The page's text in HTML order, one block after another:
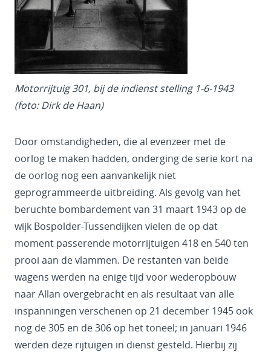
Motorrijtuig 301, bij de indienst stelling 1-6-1943
(foto: Dirk de Haan)
Door omstandigheden, die al evenzeer met de
oorlog te maken hadden, onderging de serie kort na
de oorlog nog een aanvankelijk niet
geprogrammeerde uitbreiding. Als gevolg van het
beruchte bombardement van 31 maart 1943 op de
wijk Bospolder-Tussendijken vielen de op dat
moment passerende motorrijtuigen 418 en 540 ten
prooi aan de vlammen. De restanten van beide
wagens werden na enige tijd voor wederopbouw
naar Allan overgebracht en als resultaat van alle
inspanningen verschenen op 21 december 1945 ook
nog de 305 en de 306 op het toneel; in januari 1946
werden deze rijtuigen in dienst gesteld. Hierbij zij